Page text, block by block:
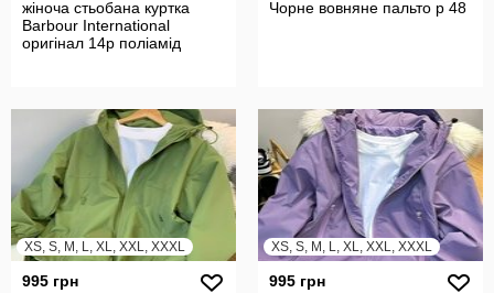
жіноча стьобана куртка
Barbour International
оригінал 14р поліамід
Чорне вовняне пальто р 48
XS, S, M, L, XL, XXL, XXXL
995 грн
XS, S, M, L, XL, XXL, XXXL
995 грн